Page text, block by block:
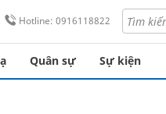
Hotline: 0916118822
Quân sự Sự kiện